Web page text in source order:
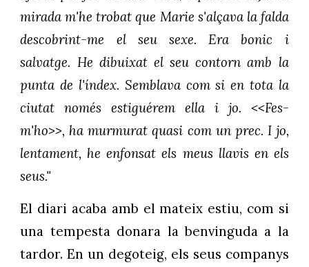
mirada m'he trobat que Marie s'alçava la falda
descobrint-me el seu sexe. Era bonic i
salvatge. He dibuixat el seu contorn amb la
punta de l'índex. Semblava com si en tota la
ciutat només estiguérem ella i jo. <<Fes-
m'ho>>, ha murmurat quasi com un prec. I jo,
lentament, he enfonsat els meus llavis en els
seus."
El diari acaba amb el mateix estiu, com si
una tempesta donara la benvinguda a la
tardor. En un degoteig, els seus companys